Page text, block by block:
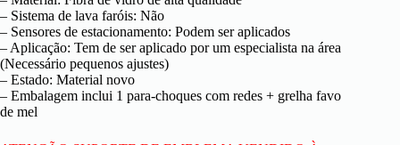
– Sistema de lava faróis: Não
– Sensores de estacionamento: Podem ser aplicados
– Aplicação: Tem de ser aplicado por um especialista na área
(Necessário pequenos ajustes)
– Estado: Material novo
– Embalagem inclui 1 para-choques com redes + grelha favo
de mel